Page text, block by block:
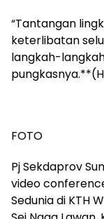
“Tantangan
keterlibatan
langkah-
FOTO
Pj Sekdaprov
video
Sedunia di KTH